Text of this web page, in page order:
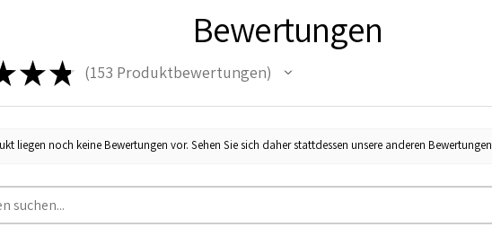
Bewertungen
★★ 153 Produktbewertungen
153
liegen noch keine Bewertungen vor. Sehen Sie sich daher stattdessen unsere anderen